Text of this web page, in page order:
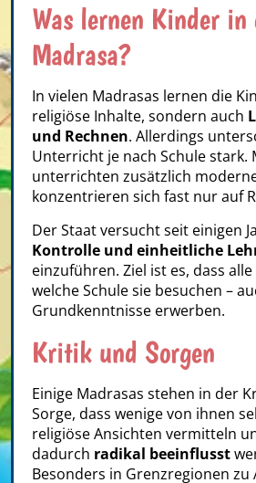
Was lernen Kinder in
Madrasa?
In vielen Madrasas lernen die
religiöse Inhalte, sondern auch
und Rechnen. Allerdings
Unterricht je nach Schule stark.
unterrichten zusätzlich
konzentrieren sich fast nur auf
Der Staat versucht seit einigen
Kontrolle und einheitliche
einzuführen. Ziel ist es, dass
welche Schule sie besuchen –
Grundkenntnisse erwerben.
Kritik und Sorgen
Einige Madrasas stehen in der
Sorge, dass wenige von ihnen
religiöse Ansichten vermitteln
dadurch radikal beeinflusst
Besonders in Grenzregionen zu